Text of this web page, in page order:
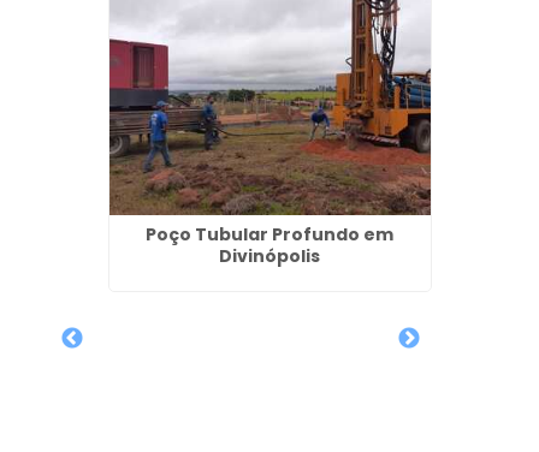
Poço Tubular Profundo em
Divinópolis